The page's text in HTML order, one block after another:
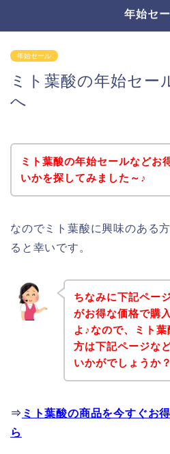
年始セ
年始セール
ミト葉酸の年始セー
へ
ミト葉酸の年始セールなどお
いかを探してみました～♪
なのでミト葉酸に興味のある
ると幸いです。
ちなみに下記ペー
がお得な価格で購
よ♪なので、ミト
方は下記ページな
いかがでしょうか？
⇒ ミト葉酸の商品を今すぐお
ら